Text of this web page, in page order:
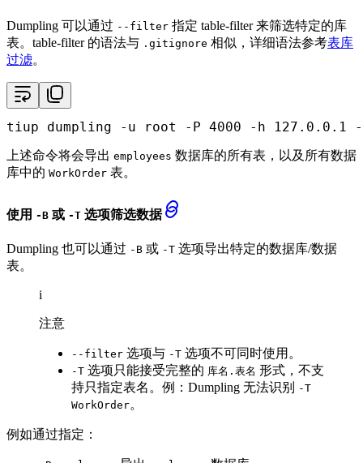
Dumpling 可以通过 --filter 指定 table-filter 来筛选特定的库
表。table-filter 的语法与 .gitignore 相似，详细语法参考表库
过滤。
tiup dumpling -u root -P 4000 -h
上述命令将会导出 employees 数据库的所有表，以及所有数据
库中的 WorkOrder 表。
使用 -B 或 -T 选项筛选数据
Dumpling 也可以通过 -B 或 -T 选项导出特定的数据库/数据
表。
i
注意
--filter 选项与 -T 选项不可同时使用。
-T 选项只能接受完整的 库名.表名 形式，不支
持只指定表名。例：Dumpling 无法识别
-T
WorkOrder。
例如通过指定：